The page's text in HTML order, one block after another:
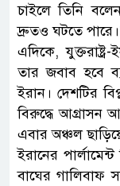
চাইলে তিনি
দ্রুতও ঘটতে
এদিকে,
তার জবাব হবে
ইরান। দেশটির
বিরুদ্ধে আগ্রাসন
এবার অঞ্চল
ইরানের
বাঘের গালিবাফ